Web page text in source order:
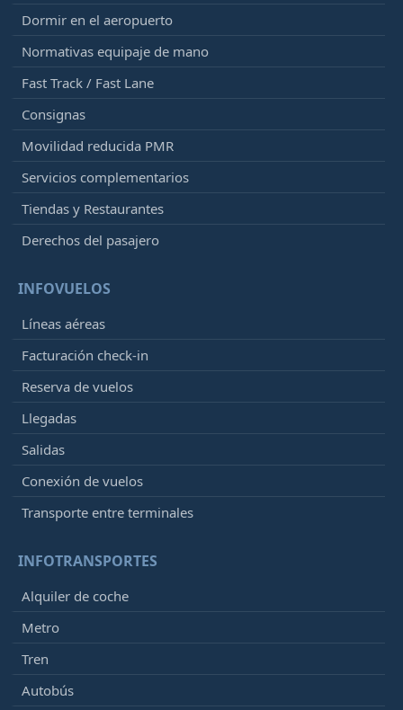
Dormir en el aeropuerto
Normativas equipaje de mano
Fast Track / Fast Lane
Consignas
Movilidad reducida PMR
Servicios complementarios
Tiendas y Restaurantes
Derechos del pasajero
INFOVUELOS
Líneas aéreas
Facturación check-in
Reserva de vuelos
Llegadas
Salidas
Conexión de vuelos
Transporte entre terminales
INFOTRANSPORTES
Alquiler de coche
Metro
Tren
Autobús